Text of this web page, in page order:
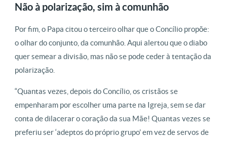
Não à polarização, sim à comunhão
Por fim, o Papa citou o terceiro olhar que o Concílio propõe:
o olhar do conjunto, da comunhão. Aqui alertou que o diabo
quer semear a divisão, mas não se pode ceder à tentação da
polarização.
“Quantas vezes, depois do Concílio, os cristãos se
empenharam por escolher uma parte na Igreja, sem se dar
conta de dilacerar o coração da sua Mãe! Quantas vezes se
preferiu ser ‘adeptos do próprio grupo’ em vez de servos de